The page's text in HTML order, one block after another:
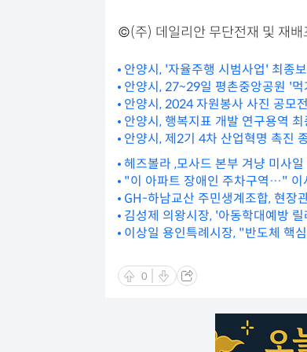
©(주) 데일리안 무단전재 및 재배
안양시, '자율주행 시범사업' 최종
안양시, 27~29일 평촌중앙공원 '먹
안양시, 2024 자원봉사 사진 공모
안양시, 행복지표 개발 연구용역
안양시, 제2기 4차 산업혁명 촉진
헤즈볼라 ,모사드 본부 겨냥 미사
"이 아파트 장애인 주차구역…" 이
GH-하남교산 주민생계조합, 현장
김성제 의왕시장, '아동학대예방
이상일 용인특례시장, "반도체 핵
0